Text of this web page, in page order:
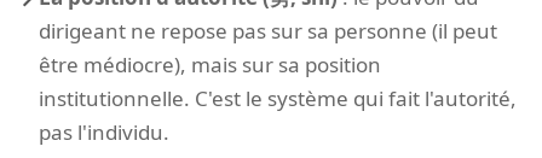
dirigeant ne repose pas sur sa personne (il peut
être médiocre), mais sur sa position
institutionnelle. C'est le système qui fait l'autorité,
pas l'individu.